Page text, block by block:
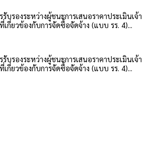
รับรองระหว่างผู้ชนะการเสนอราคาประเมินเจ้า
กี่ยวข้องกับการจัดซื้อจัดจ้าง (แบบ รร. 4)...
รับรองระหว่างผู้ชนะการเสนอราคาประเมินเจ้า
กี่ยวข้องกับการจัดซื้อจัดจ้าง (แบบ รร. 4)...